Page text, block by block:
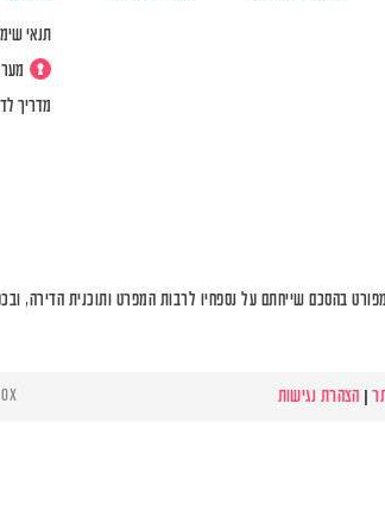
תנאי
מדריך
בהסכם שייחתם על נספחיו לרבות המפרט ותוכנית הדירה,
| הצהרת נגישות